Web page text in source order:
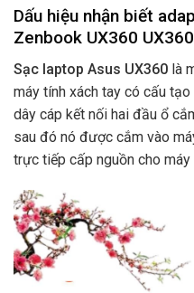
Dấu hiệu nhận biết
Zenbook UX360
Sạc laptop Asus UX360 là
máy tính xách tay có cấu
dây cáp kết nối hai đầu ổ
sau đó nó được cắm vào
trực tiếp cấp nguồn cho